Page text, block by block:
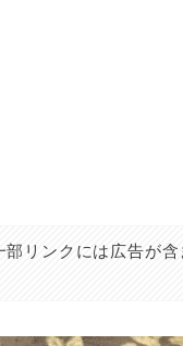
部リンクには広告が含